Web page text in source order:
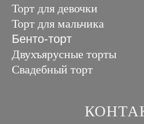
Торт для девочки
Торт для мальчика
Бенто-торт
Двухъярусные торты
Свадебный торт